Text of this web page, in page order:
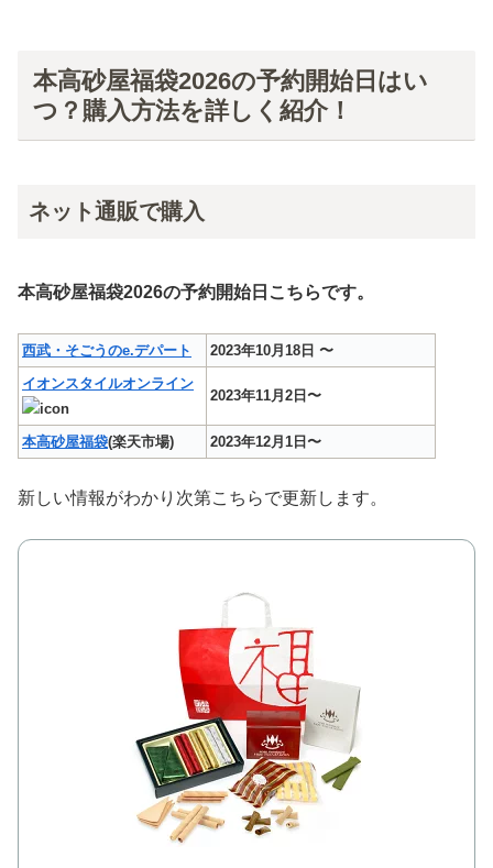
本高砂屋福袋2026の予約開始日はい
つ？購入方法を詳しく紹介！
ネット通販で購入
本高砂屋福袋2026の予約開始日こちらです。
西武・そごうのe.デパート
2023年10月18日 〜
イオンスタイルオンライン
2023年11月2日〜
本高砂屋福袋(楽天市場) 2023年12月1日〜
新しい情報がわかり次第こちらで更新します。